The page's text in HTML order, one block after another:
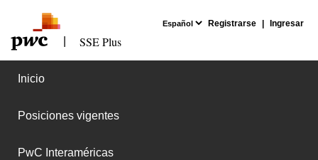
SSE Plus
Registrarse Ingresar
Inicio
Posiciones vigentes
PwC Interaméricas